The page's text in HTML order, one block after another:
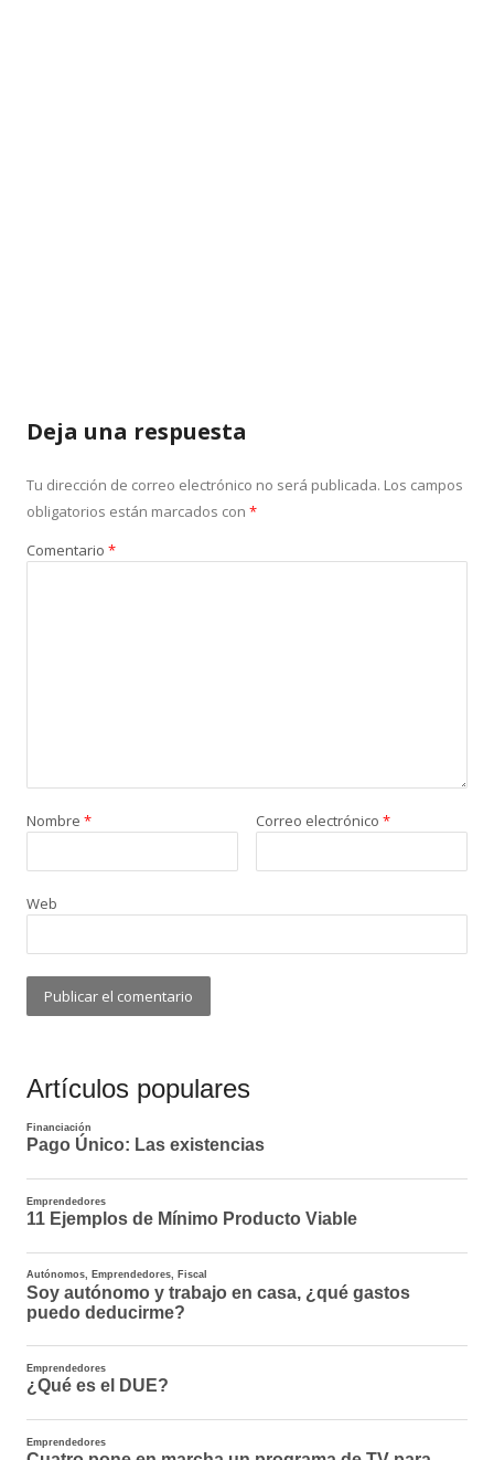
Deja una respuesta
Tu dirección de correo electrónico no será publicada. Los campos
obligatorios están marcados con *
Comentario *
Nombre * Correo electrónico *
Web
Artículos populares